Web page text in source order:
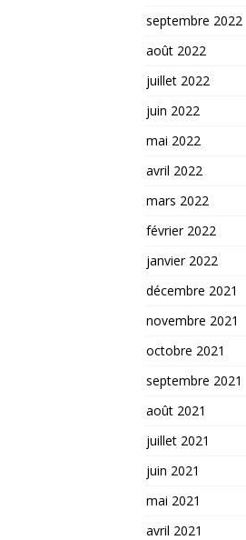
septembre 2022
août 2022
juillet 2022
juin 2022
mai 2022
avril 2022
mars 2022
février 2022
janvier 2022
décembre 2021
novembre 2021
octobre 2021
septembre 2021
août 2021
juillet 2021
juin 2021
mai 2021
avril 2021